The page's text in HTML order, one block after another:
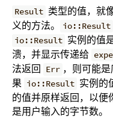
Result 类型的值，就
义的方法。
io::Result
io::Result 实例的值
溃，并显示传递给
法返回 Err ，则可能
果 io::Result 实例的
的值并原样返回，以便
是用户输入的字节数。